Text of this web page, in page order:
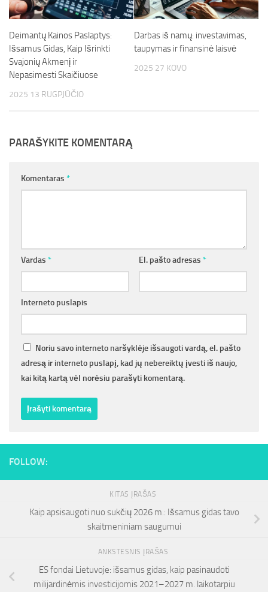
Deimantų Kainos Paslaptys:
Išsamus Gidas, Kaip Išrinkti
Svajonių Akmenį ir
Nepasimesti Skaičiuose
2025 13 RUGPJŪČIO
Darbas iš namų: investavimas,
taupymas ir finansinė laisvė
2025 27 KOVO
PARAŠYKITE KOMENTARĄ
Komentaras *
Vardas * El. pašto adresas *
Interneto puslapis
Noriu savo interneto naršyklėje išsaugoti vardą, el. pašto
adresą ir interneto puslapį, kad jų nebereiktų įvesti iš naujo,
kai kitą kartą vėl norėsiu parašyti komentarą.
FOLLOW:
KITAS ĮRAŠAS
Kaip apsisaugoti nuo sukčių 2026 m.: Išsamus gidas tavo
skaitmeniniam saugumui
ANKSTESNIS ĮRAŠAS
ES fondai Lietuvoje: išsamus gidas, kaip pasinaudoti
milijardinėmis investicijomis 2021–2027 m. laikotarpiu